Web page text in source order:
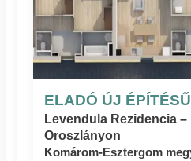
ELADÓ ÚJ
Levendula Rezidencia
Oroszlányon
Komárom-Esztergom